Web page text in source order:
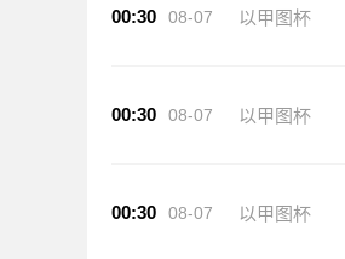
00:30 08-07 以甲图杯
00:30 08-07 以甲图杯
00:30 08-07 以甲图杯